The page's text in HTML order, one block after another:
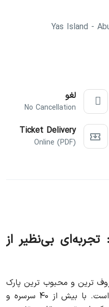
Yas Island -
لغو
No Cancellation
Ticket Delivery
Online (PDF)
بی‌نظیر از
ترین و محبوب‌ ترین پارک‌
های آبی در امارات متحده عربی است. با بیش از 40 سرسره و